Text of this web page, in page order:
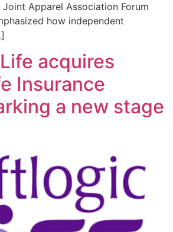
Apparel Association Forum
how independent
acquires
Insurance
a new stage